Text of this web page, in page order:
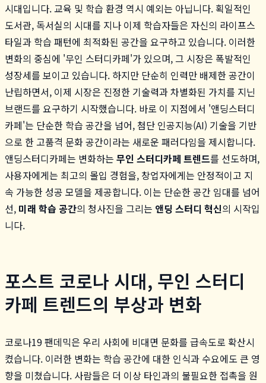
시대입니다. 교육 및 학습 환경 역시 예외는 아닙니다. 획일적인
도서관, 독서실의 시대를 지나 이제 학습자들은 자신의 라이프스
타일과 학습 패턴에 최적화된 공간을 요구하고 있습니다. 이러한
변화의 중심에 '무인 스터디카페'가 있으며, 그 시장은 폭발적인
성장세를 보이고 있습니다. 하지만 단순히 인력만 배제한 공간이
난립하면서, 이제 시장은 진정한 기술력과 차별화된 가치를 지닌
브랜드를 요구하기 시작했습니다. 바로 이 지점에서 '앤딩스터디
카페'는 단순한 학습 공간을 넘어, 첨단 인공지능(AI) 기술을 기반
으로 한 고품격 문화 공간이라는 새로운 패러다임을 제시합니다.
앤딩스터디카페는 변화하는 무인 스터디카페 트렌드를 선도하며,
사용자에게는 최고의 몰입 경험을, 창업자에게는 안정적이고 지
속 가능한 성공 모델을 제공합니다. 이는 단순한 공간 임대를 넘어
선, 미래 학습 공간의 청사진을 그리는 앤딩 스터디 혁신의 시작입
니다.
포스트 코로나 시대, 무인 스터디
카페 트렌드의 부상과 변화
코로나19 팬데믹은 우리 사회에 비대면 문화를 급속도로 확산시
켰습니다. 이러한 변화는 학습 공간에 대한 인식과 수요에도 큰 영
향을 미쳤습니다. 사람들은 더 이상 타인과의 불필요한 접촉을 원